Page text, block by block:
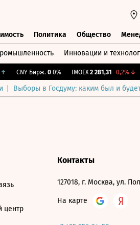
Политика Общество
Инновации и
CNY Бирж. 0 0% IMOEX 2 281,31 -0,2%↓
Выборы в Госдуму: каким был и
центр
Контакты
127018, г. Москва, ул.
На карте